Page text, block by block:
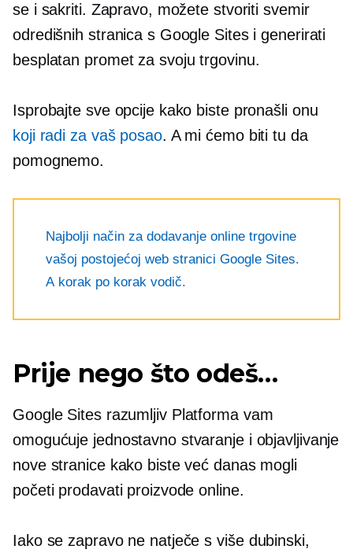
se i sakriti. Zapravo, možete stvoriti svemir
odredišnih stranica s Google Sites i generirati
besplatan promet za svoju trgovinu.
Isprobajte sve opcije kako biste pronašli onu
koji radi za vaš posao. A mi ćemo biti tu da
pomognemo.
Najbolji način za dodavanje online trgovine
vašoj postojećoj web stranici Google Sites.
A korak po korak vodič.
Prije nego što odeš…
Google Sites razumljivPlatforma vam
omogućuje jednostavno stvaranje i objavljivanje
nove stranice kako biste već danas mogli
početi prodavati proizvode online.
Iako se zapravo ne natječe s više dubinski,